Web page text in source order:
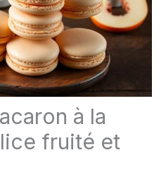
à la
fruité et